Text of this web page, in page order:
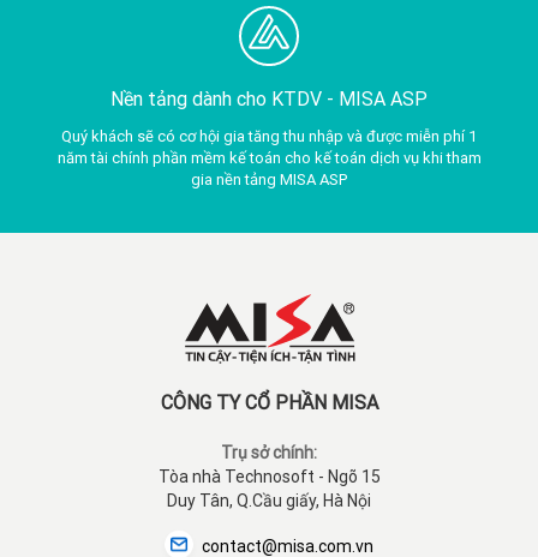
Nền tảng dành cho KTDV - MISA ASP
Quý khách sẽ có cơ hội gia tăng thu nhập và được miễn phí 1
năm tài chính phần mềm kế toán cho kế toán dịch vụ khi tham
gia nền tảng MISA ASP
CÔNG TY CỔ PHẦN MISA
Trụ sở chính:
Tòa nhà Technosoft - Ngõ 15
Duy Tân, Q.Cầu giấy, Hà Nội
contact@misa.com.vn